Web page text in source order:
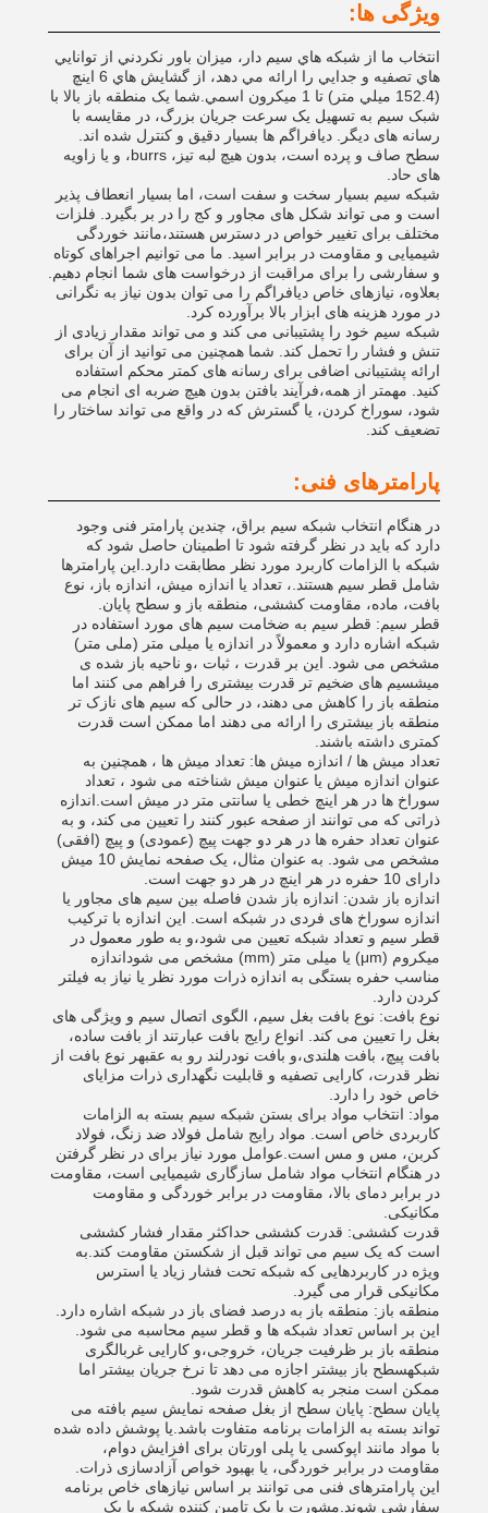
ویژگی ها:
انتخاب ما از شبكه هاي سيم دار، ميزان باور نكردني از توانايي
هاي تصفيه و جدايي را ارائه مي دهد، از گشايش هاي 6 اينچ
(152.4 ميلي متر) تا 1 ميکرون اسمي.شما یک منطقه باز بالا با
شبک سیم به تسهیل یک سرعت جریان بزرگ، در مقایسه با
رسانه های دیگر. دیافراگم ها بسیار دقیق و کنترل شده اند.
سطح صاف و پرده است، بدون هیچ لبه تیز، burrs، و یا زاویه
های حاد.
شبکه سیم بسیار سخت و سفت است، اما بسیار انعطاف پذیر
است و می تواند شکل های مجاور و کج را در بر بگیرد. فلزات
مختلف برای تغییر خواص در دسترس هستند،مانند خوردگی
شیمیایی و مقاومت در برابر اسید. ما می توانیم اجراهای کوتاه
و سفارشی را برای مراقبت از درخواست های شما انجام دهیم.
بعلاوه، نیازهای خاص دیافراگم را می توان بدون نیاز به نگرانی
در مورد هزینه های ابزار بالا برآورده کرد.
شبکه سیم خود را پشتیبانی می کند و می تواند مقدار زیادی از
تنش و فشار را تحمل کند. شما همچنین می توانید از آن برای
ارائه پشتیبانی اضافی برای رسانه های کمتر محکم استفاده
کنید. مهمتر از همه،فرآیند بافتن بدون هیچ ضربه ای انجام می
شود، سوراخ کردن، یا گسترش که در واقع می تواند ساختار را
تضعیف کند.
پارامترهای فنی:
در هنگام انتخاب شبکه سیم براق، چندین پارامتر فنی وجود
دارد که باید در نظر گرفته شود تا اطمینان حاصل شود که
شبکه با الزامات کاربرد مورد نظر مطابقت دارد.این پارامترها
شامل قطر سیم هستند.، تعداد یا اندازه میش، اندازه باز، نوع
بافت، ماده، مقاومت کششی، منطقه باز و سطح پایان.
قطر سیم: قطر سیم به ضخامت سیم های مورد استفاده در
شبکه اشاره دارد و معمولاً در اندازه یا میلی متر (ملی متر)
مشخص می شود. این بر قدرت ، ثبات ،و ناحیه باز شده ی
میشسیم های ضخیم تر قدرت بیشتری را فراهم می کنند اما
منطقه باز را کاهش می دهند، در حالی که سیم های نازک تر
منطقه باز بیشتری را ارائه می دهند اما ممکن است قدرت
کمتری داشته باشند.
تعداد میش ها / اندازه میش ها: تعداد میش ها ، همچنین به
عنوان اندازه میش یا عنوان میش شناخته می شود ، تعداد
سوراخ ها در هر اینچ خطی یا سانتی متر در میش است.اندازه
ذراتی که می توانند از صفحه عبور کنند را تعیین می کند، و به
عنوان تعداد حفره ها در هر دو جهت پیچ (عمودی) و پیچ (افقی)
مشخص می شود. به عنوان مثال، یک صفحه نمایش 10 میش
دارای 10 حفره در هر اینچ در هر دو جهت است.
اندازه باز شدن: اندازه باز شدن فاصله بین سیم های مجاور یا
اندازه سوراخ های فردی در شبکه است. این اندازه با ترکیب
قطر سیم و تعداد شبکه تعیین می شود،و به طور معمول در
میکروم (μm) یا میلی متر (mm) مشخص می شوداندازه
مناسب حفره بستگی به اندازه ذرات مورد نظر یا نیاز به فیلتر
کردن دارد.
نوع بافت: نوع بافت بغل سیم، الگوی اتصال سیم و ویژگی های
بغل را تعیین می کند. انواع رایج بافت عبارتند از بافت ساده،
بافت پیچ، بافت هلندی،و بافت نودرلند رو به عقبهر نوع بافت از
نظر قدرت، کارایی تصفیه و قابلیت نگهداری ذرات مزایای
خاص خود را دارد.
مواد: انتخاب مواد برای بستن شبکه سیم بسته به الزامات
کاربردی خاص است. مواد رایج شامل فولاد ضد زنگ، فولاد
کربن، مس و مس است.عوامل مورد نیاز برای در نظر گرفتن
در هنگام انتخاب مواد شامل سازگاری شیمیایی است، مقاومت
در برابر دمای بالا، مقاومت در برابر خوردگی و مقاومت
مکانیکی.
قدرت کششی: قدرت کششی حداکثر مقدار فشار کششی
است که یک سیم می تواند قبل از شکستن مقاومت کند.به
ویژه در کاربردهایی که شبکه تحت فشار زیاد یا استرس
مکانیکی قرار می گیرد.
منطقه باز: منطقه باز به درصد فضای باز در شبکه اشاره دارد.
این بر اساس تعداد شبکه ها و قطر سیم محاسبه می شود.
منطقه باز بر ظرفیت جریان، خروجی،و کارایی غربالگری
شبکهسطح باز بیشتر اجازه می دهد تا نرخ جریان بیشتر اما
ممکن است منجر به کاهش قدرت شود.
پایان سطح: پایان سطح از بغل صفحه نمایش سیم بافته می
تواند بسته به الزامات برنامه متفاوت باشد.یا پوشش داده شده
با مواد مانند اپوکسی یا پلی اورتان برای افزایش دوام،
مقاومت در برابر خوردگی، یا بهبود خواص آزادسازی ذرات.
این پارامترهای فنی می توانند بر اساس نیازهای خاص برنامه
سفارشی شوند.مشورت با یک تامین کننده شبکه یا یک